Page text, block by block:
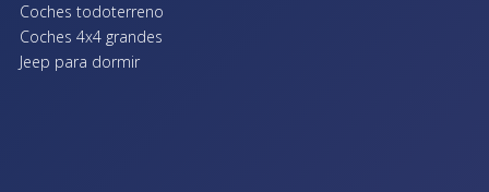
Coches todoterreno
Coches 4x4 grandes
Jeep para dormir